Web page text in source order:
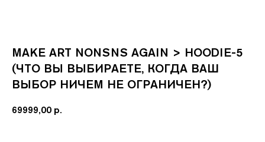
MAKE ART NONSNS AGAIN > HOODIE-5
(ЧТО ВЫ ВЫБИРАЕТЕ, КОГДА ВАШ
ВЫБОР НИЧЕМ НЕ ОГРАНИЧЕН?)
69999,00 р.